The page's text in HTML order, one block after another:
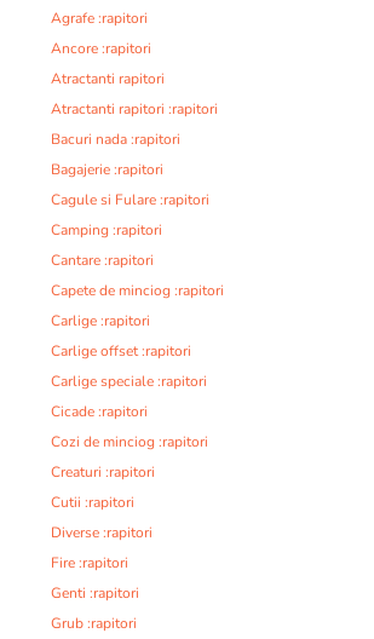
Agrafe :rapitori
Ancore :rapitori
Atractanti rapitori
Atractanti rapitori :rapitori
Bacuri nada :rapitori
Bagajerie :rapitori
Cagule si Fulare :rapitori
Camping :rapitori
Cantare :rapitori
Capete de minciog :rapitori
Carlige :rapitori
Carlige offset :rapitori
Carlige speciale :rapitori
Cicade :rapitori
Cozi de minciog :rapitori
Creaturi :rapitori
Cutii :rapitori
Diverse :rapitori
Fire :rapitori
Genti :rapitori
Grub :rapitori